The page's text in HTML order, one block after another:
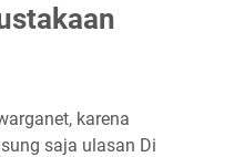
karena
saja ulasan Di